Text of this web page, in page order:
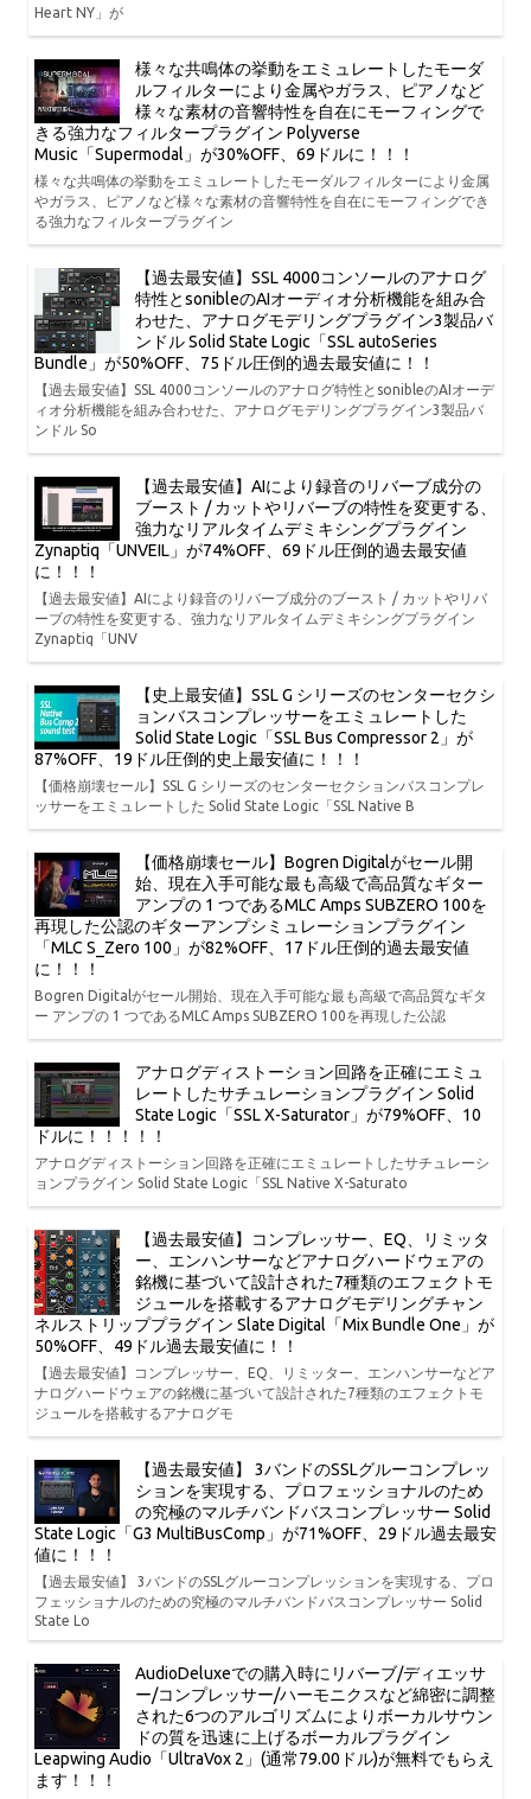
Heart NY」が
様々な共鳴体の挙動をエミュレートしたモーダ
ルフィルターにより金属やガラス、ピアノなど
様々な素材の音響特性を自在にモーフィングで
きる強力なフィルタープラグイン Polyverse
Music「Supermodal」が30%OFF、69ドルに！！！
様々な共鳴体の挙動をエミュレートしたモーダルフィルターにより金属
やガラス、ピアノなど様々な素材の音響特性を自在にモーフィングでき
る強力なフィルタープラグイン
【過去最安値】SSL 4000コンソールのアナログ
特性とsonibleのAIオーディオ分析機能を組み合
わせた、アナログモデリングプラグイン3製品バ
ンドル Solid State Logic「SSL autoSeries
Bundle」が50%OFF、75ドル圧倒的過去最安値に！！
【過去最安値】SSL 4000コンソールのアナログ特性とsonibleのAIオーデ
ィオ分析機能を組み合わせた、アナログモデリングプラグイン3製品バ
ンドル So
【過去最安値】AIにより録音のリバーブ成分の
ブースト / カットやリバーブの特性を変更する、
強力なリアルタイムデミキシングプラグイン
Zynaptiq「UNVEIL」が74%OFF、69ドル圧倒的過去最安値
に！！！
【過去最安値】AIにより録音のリバーブ成分のブースト / カットやリバ
ーブの特性を変更する、強力なリアルタイムデミキシングプラグイン
Zynaptiq「UNV
【史上最安値】SSL G シリーズのセンターセクシ
ョンバスコンプレッサーをエミュレートした
Solid State Logic「SSL Bus Compressor 2」が
87%OFF、19ドル圧倒的史上最安値に！！！
【価格崩壊セール】SSL G シリーズのセンターセクションバスコンプレ
ッサーをエミュレートした Solid State Logic「SSL Native B
【価格崩壊セール】Bogren Digitalがセール開
始、現在入手可能な最も高級で高品質なギター
アンプの 1 つであるMLC Amps SUBZERO 100を
再現した公認のギターアンプシミュレーションプラグイン
「MLC S_Zero 100」が82%OFF、17ドル圧倒的過去最安値
に！！！
Bogren Digitalがセール開始、現在入手可能な最も高級で高品質なギタ
ー アンプの 1 つであるMLC Amps SUBZERO 100を再現した公認
アナログディストーション回路を正確にエミュ
レートしたサチュレーションプラグイン Solid
State Logic「SSL X-Saturator」が79%OFF、10
ドルに！！！！！
アナログディストーション回路を正確にエミュレートしたサチュレーシ
ョンプラグイン Solid State Logic「SSL Native X-Saturato
【過去最安値】コンプレッサー、EQ、リミッタ
ー、エンハンサーなどアナログハードウェアの
銘機に基づいて設計された7種類のエフェクトモ
ジュールを搭載するアナログモデリングチャン
ネルストリッププラグイン Slate Digital「Mix Bundle One」が
50%OFF、49ドル過去最安値に！！
【過去最安値】コンプレッサー、EQ、リミッター、エンハンサーなどア
ナログハードウェアの銘機に基づいて設計された7種類のエフェクトモ
ジュールを搭載するアナログモ
【過去最安値】 3バンドのSSLグルーコンプレッ
ションを実現する、プロフェッショナルのため
の究極のマルチバンドバスコンプレッサー Solid
State Logic「G3 MultiBusComp」が71%OFF、29ドル過去最安
値に！！！
【過去最安値】 3バンドのSSLグルーコンプレッションを実現する、プロ
フェッショナルのための究極のマルチバンドバスコンプレッサー Solid
State Lo
AudioDeluxeでの購入時にリバーブ/ディエッサ
ー/コンプレッサー/ハーモニクスなど綿密に調整
された6つのアルゴリズムによりボーカルサウン
ドの質を迅速に上げるボーカルプラグイン
Leapwing Audio「UltraVox 2」(通常79.00ドル)が無料でもらえ
ます！！！